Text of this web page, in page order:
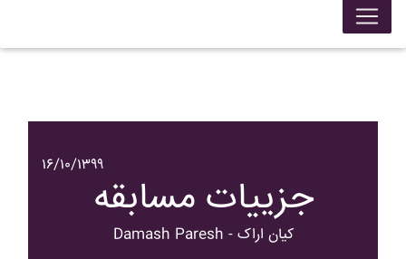
۱۶/۱۰/۱۳۹۹
جزییات مسابقه
Damash Paresh - کيان اراک